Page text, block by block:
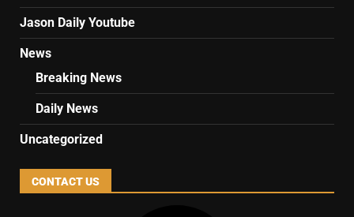
Jason Daily Youtube
News
Breaking News
Daily News
Uncategorized
CONTACT US